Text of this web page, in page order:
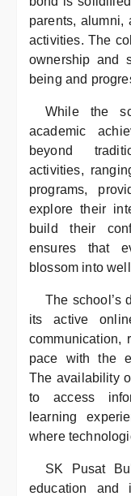
parents, alumni,
activities. The
ownership and
being and
While the
academic
beyond
activities,
programs,
explore their
build their
ensures that
blossom into
The school’s
its active
communication,
pace with the
The availability
to access
learning
where
SK Pusat
education and